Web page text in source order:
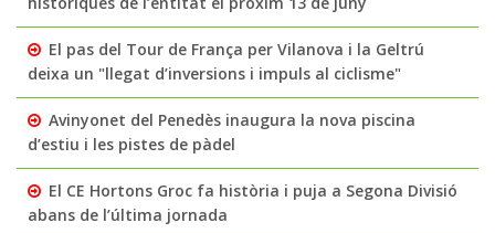
El pas del Tour de França per Vilanova i la Geltrú
deixa un "llegat d’inversions i impuls al ciclisme"
Avinyonet del Penedès inaugura la nova piscina
d’estiu i les pistes de pàdel
El CE Hortons Groc fa història i puja a Segona Divisió
abans de l’última jornada